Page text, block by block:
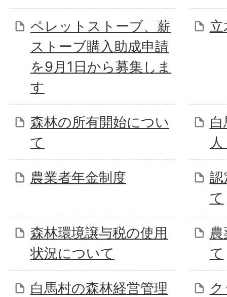
ペレットストーブ、薪
ストーブ購入助成申請
を9月1日から募集しま
す
森林の所有開始につい
て
農業者年金制度
認
て
森林環境譲与税の使用
状況について
て
白馬村の森林経営管理